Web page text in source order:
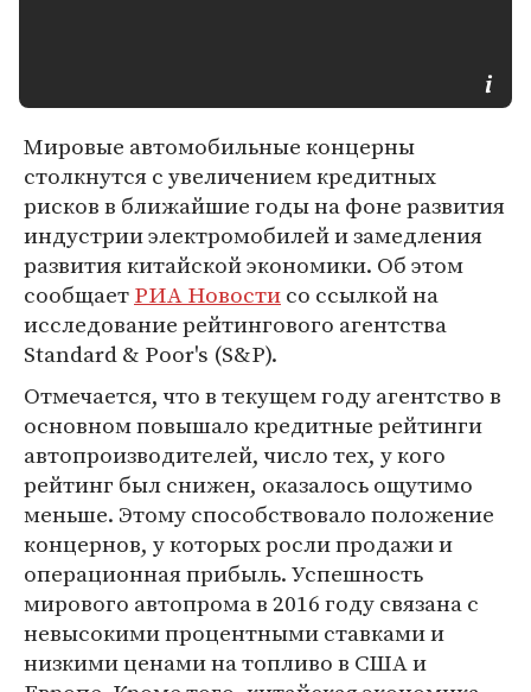
Мировые автомобильные концерны
столкнутся с увеличением кредитных
рисков в ближайшие годы на фоне развития
индустрии электромобилей и замедления
развития китайской экономики. Об этом
сообщаетРИА Новостисо ссылкой на
исследование рейтингового агентства
Standard & Poor's (S&P).
Отмечается, что в текущем году агентство в
основном повышало кредитные рейтинги
автопроизводителей, число тех, у кого
рейтинг был снижен, оказалось ощутимо
меньше. Этому способствовало положение
концернов, у которых росли продажи и
операционная прибыль. Успешность
мирового автопрома в 2016 году связана с
невысокими процентными ставками и
низкими ценами на топливо в США и